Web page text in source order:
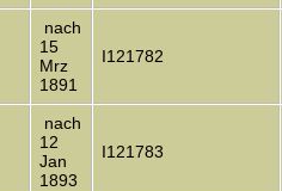
nach
15
Mrz
1891
I121782
nach
12
Jan
1893
I121783